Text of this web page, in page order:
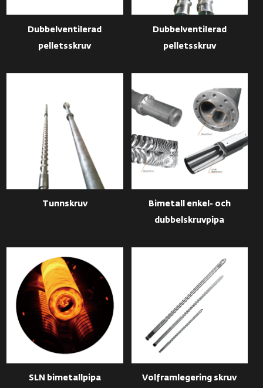
Dubbelventilerad
pelletsskruv
Dubbelventilerad
pelletsskruv
Tunnskruv
Bimetall enkel- och
dubbelskruvpipa
SLN bimetallpipa Volframlegering skruv